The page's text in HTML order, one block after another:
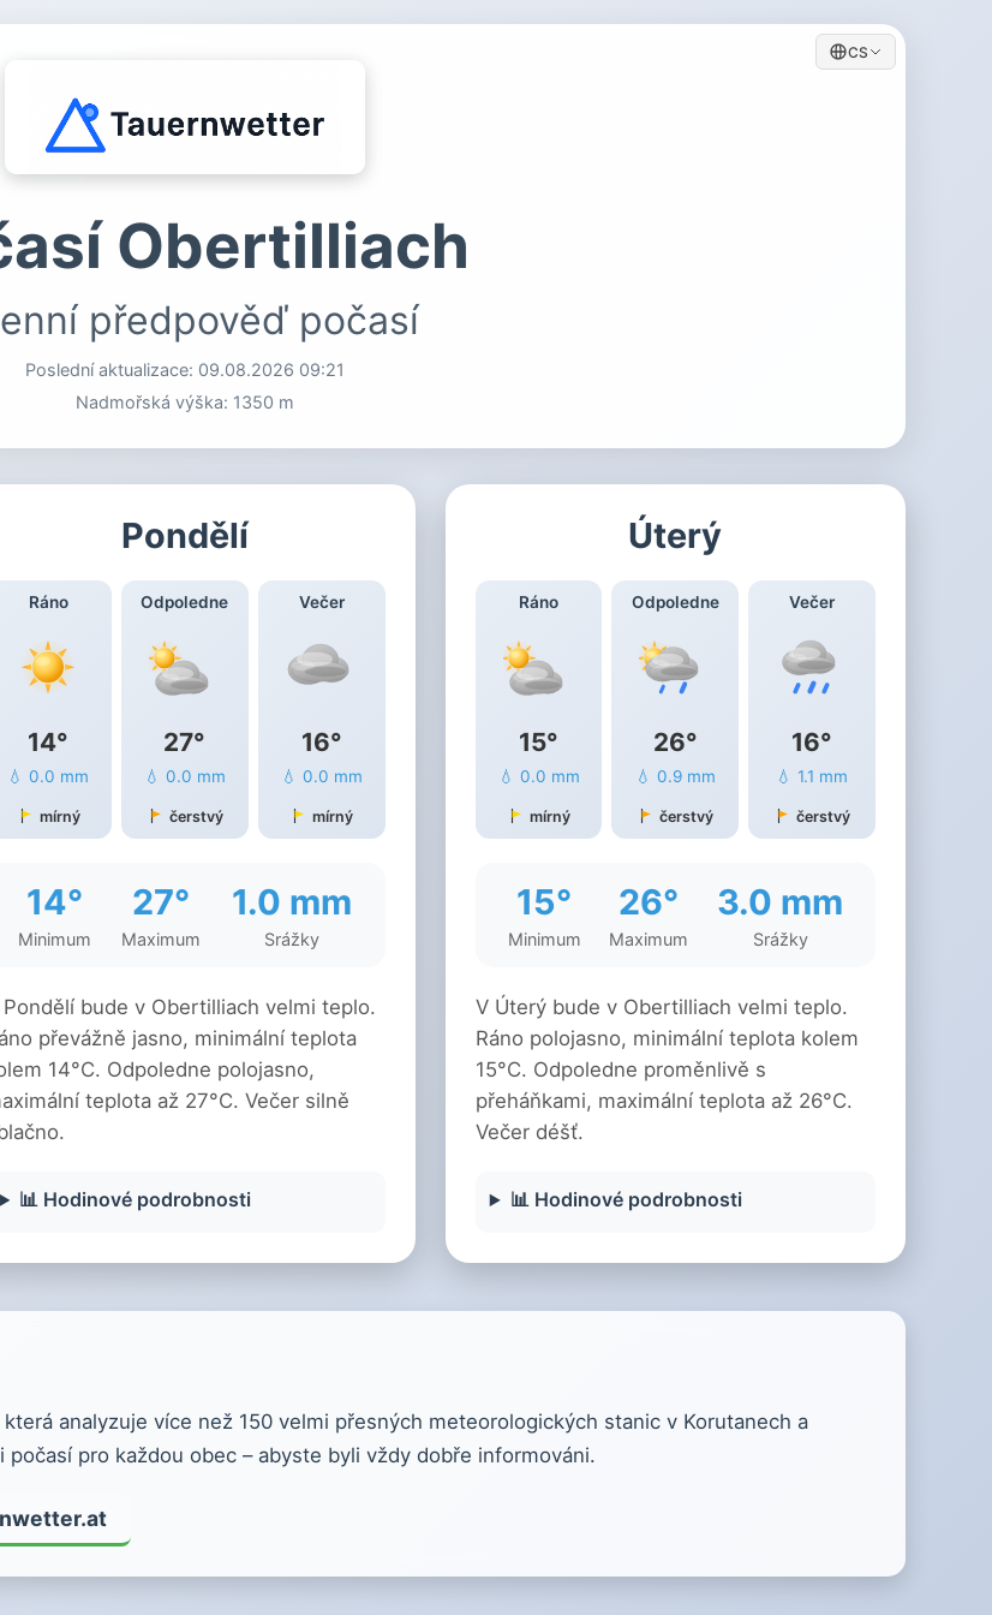
CS
Obertilliach
předpověď počasí
Poslední aktualizace: 09.08.2026 09:21
Nadmořská výška: 1350 m
Pondělí
Ráno
14°
💧 0.0 mm
mírný
Odpoledne
27°
💧 0.0 mm
čerstvý
Večer
16°
💧 0.0 mm
mírný
14°
Minimum
27°
Maximum
1.0 mm
Srážky
Pondělí bude v Obertilliach velmi teplo.
převážně jasno, minimální teplota
14°C. Odpoledne polojasno,
teplota až 27°C. Večer silně
📊 Hodinové podrobnosti
Úterý
Ráno
15°
💧 0.0 mm
mírný
Odpoledne
26°
💧 0.9 mm
čerstvý
Večer
16°
💧 1.1 mm
čerstvý
15°
Minimum
26°
Maximum
3.0 mm
Srážky
V Úterý bude v Obertilliach velmi teplo.
Ráno polojasno, minimální teplota kolem
15°C. Odpoledne proměnlivě s
přeháňkami, maximální teplota až 26°C.
Večer déšť.
📊 Hodinové podrobnosti
která analyzuje více než 150 velmi přesných meteorologických stanic v Korutanech a
pro každou obec – abyste byli vždy dobře informováni.